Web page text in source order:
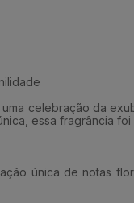
celebração da
essa fragrância
única de notas